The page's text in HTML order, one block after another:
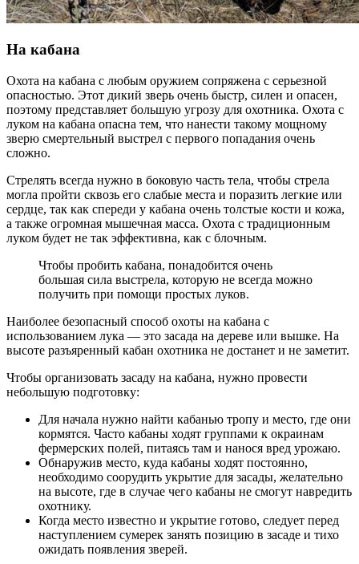
На кабана
Охота на кабана с любым оружием сопряжена с серьезной
опасностью. Этот дикий зверь очень быстр, силен и опасен,
поэтому представляет большую угрозу для охотника. Охота с
луком на кабана опасна тем, что нанести такому мощному
зверю смертельный выстрел с первого попадания очень
сложно.
Стрелять всегда нужно в боковую часть тела, чтобы стрела
могла пройти сквозь его слабые места и поразить легкие или
сердце, так как спереди у кабана очень толстые кости и кожа,
а также огромная мышечная масса. Охота с традиционным
луком будет не так эффективна, как с блочным.
Чтобы пробить кабана, понадобится очень
большая сила выстрела, которую не всегда можно
получить при помощи простых луков.
Наиболее безопасный способ охоты на кабана с
использованием лука — это засада на дереве или вышке. На
высоте разъяренный кабан охотника не достанет и не заметит.
Чтобы организовать засаду на кабана, нужно провести
небольшую подготовку:
Для начала нужно найти кабанью тропу и место, где они
кормятся. Часто кабаны ходят группами к окраинам
фермерских полей, питаясь там и нанося вред урожаю.
Обнаружив место, куда кабаны ходят постоянно,
необходимо соорудить укрытие для засады, желательно
на высоте, где в случае чего кабаны не смогут навредить
охотнику.
Когда место известно и укрытие готово, следует перед
наступлением сумерек занять позицию в засаде и тихо
ожидать появления зверей.